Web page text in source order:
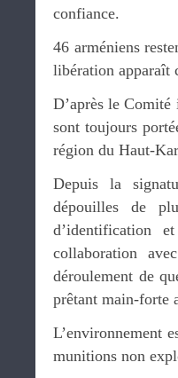
confiance.
46 arméniens
libération apparaît
D’après le
sont toujours
région du Haut-
Depuis la
dépouilles de
d’identification
collaboration
déroulement de
prêtant main-forte
L’environnement
munitions non